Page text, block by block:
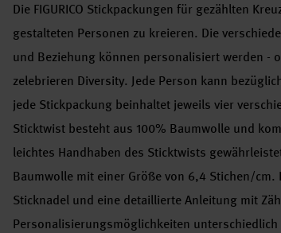
Die FIGURICO Stickpackungen für gezählten
gestalteten Personen zu kreieren. Die
und Beziehung können personalisiert werden -
zelebrieren Diversity. Jede Person kann
jede Stickpackung beinhaltet jeweils vier
Sticktwist besteht aus 100% Baumwolle und
leichtes Handhaben des Sticktwists
Baumwolle mit einer Größe von 6,4 Stichen/
Sticknadel und eine detaillierte Anleitung mit
Personalisierungsmöglichkeiten